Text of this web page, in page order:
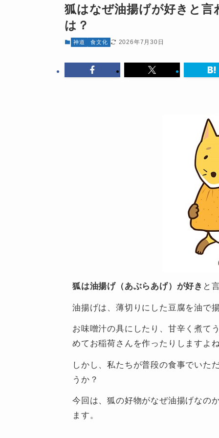
狐はなぜ油揚げが好きと
は？
神道 食文化 2026年7月30日
狐は油揚げ（あぶらあげ）が好き と
油揚げは、薄切りにした豆腐を油で
お味噌汁の具にしたり、甘辛く煮て
めてお稲荷さんを作ったりしますよ
しかし、私たちが普段の食事でいた
うか？
今回は、狐の好物がなぜ油揚げなの
ます。